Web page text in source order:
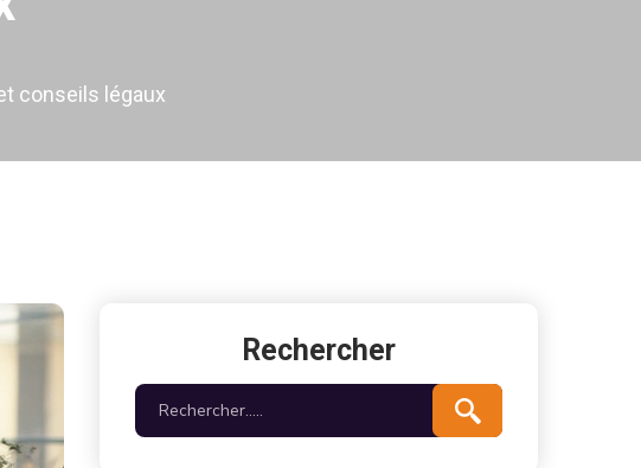
conseils légaux
Rechercher